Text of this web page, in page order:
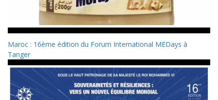
Maroc : 16ème édition du Forum International MEDays à
Tanger